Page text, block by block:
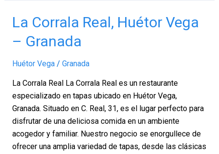
La Corrala Real, Huétor Vega
– Granada
Huétor Vega/ Granada
La Corrala Real La Corrala Real es un restaurante
especializado en tapas ubicado en Huétor Vega,
Granada. Situado en C. Real, 31, es el lugar perfecto para
disfrutar de una deliciosa comida en un ambiente
acogedor y familiar. Nuestro negocio se enorgullece de
ofrecer una amplia variedad de tapas, desde las clásicas
La
Real,
Vega
–
Granada